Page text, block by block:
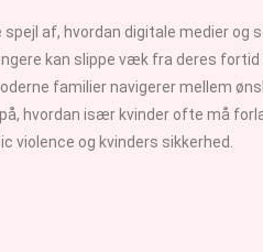
af, hvordan digitale medier
kan slippe væk fra deres
familier navigerer mellem
hvordan især kvinder ofte må
violence og kvinders sikkerhed.